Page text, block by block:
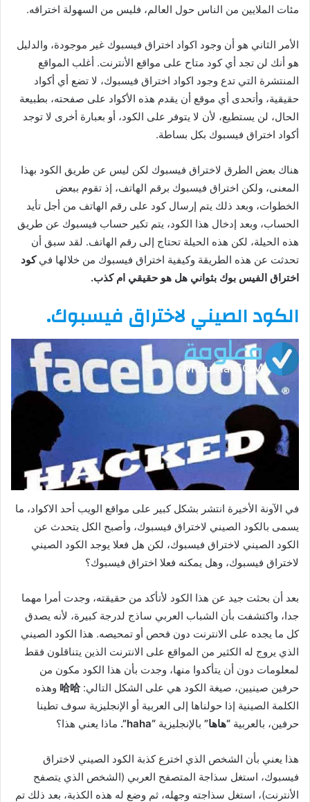
مئات الملايين من الناس حول العالم، فليس من السهولة اختراقه.
الأمر الثاني هو أن وجود اكواد اختراق فيسبوك غير موجودة، والدليل
هو أنك لن تجد أي كود متاح على مواقع الأنترنت. أغلب المواقع
المنتشرة التي تدع وجود اكواد اختراق فيسبوك، لا تضع أي أكواد
حقيقية، وأتحدى أي موقع أن يقدم هذه الأكواد على صفحته، بطبيعة
الحال، لن يستطيع، لأن لا يتوفر على الكود، أو بعبارة أخرى لا توجد
أكواد اختراق فيسبوك بكل بساطة.
هناك بعض الطرق لاختراق فيسبوك لكن ليس عن طريق الكود بهذا
المعنى، ولكن اختراق فيسبوك برقم الهاتف، إذ تقوم ببعض
الخطوات، وبعد ذلك يتم إرسال كود على رقم الهاتف من أجل تأيد
الحساب، وبعد إدخال هذا الكود، يتم تكير حساب فيسبوك عن طريق
هذه الحيلة، لكن هذه الحيلة تحتاج إلى رقم الهاتف. لقد سبق أن
تحدثت عن هذه الطريقة وكيفية اختراق فيسبوك من خلالها فيكود
اختراق الفيس بوك بثواني هل هو حقيقي ام كذب.
الكود الصيني لاختراق فيسبوك.
في الآونة الأخيرة انتشر بشكل كبير على مواقع الويب أحد الاكواد، ما
يسمى بالكود الصيني لاختراق فيسبوك، وأصبح الكل يتحدث عن
الكود الصيني لاختراق فيسبوك، لكن هل فعلا يوجد الكود الصيني
لاختراق فيسبوك، وهل يمكنه فعلا اختراق فيسبوك؟
بعد أن بحثت جيد عن هذا الكود لأتأكد من حقيقته، وجدت أمرا مهما
جدا، واكتشفت بأن الشباب العربي ساذج لدرجة كبيرة، لأنه يصدق
كل ما يجده على الانترنت دون فحص أو تمحيصه. هذا الكود الصيني
الذي يروج له الكثير من المواقع على الانترنت الذين يتناقلون فقط
لمعلومات دون أن يتأكدوا منها، وجدت بأن هذا الكود مكون من
حرفين صينيين، صيغة الكود هي على الشكل التالي:哈哈 وهذه
الكلمة الصينية إذا حولناها إلى العربية أو الإنجليزية سوف تطينا
حرفين، بالعربية “هاها” بالإنجليزية “haha”. ماذا يعني هذا؟
هذا يعني بأن الشخص الذي اخترع كذبة الكود الصيني لاختراق
فيسبوك، استغل سذاجة المتصفح العربي (الشخص الذي يتصفح
الأنترنت)، استغل سذاجته وجهله، ثم وضع له هذه الكذبة، بعد ذلك تم